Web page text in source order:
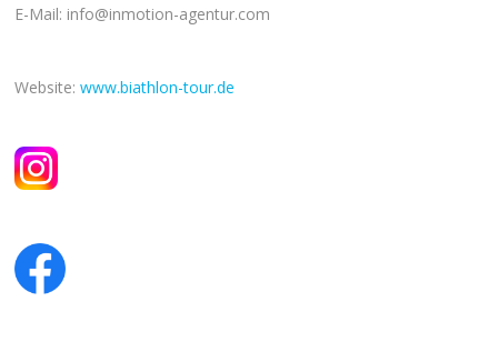
E-Mail: info@inmotion-agentur.com
Website:www.biathlon-tour.de